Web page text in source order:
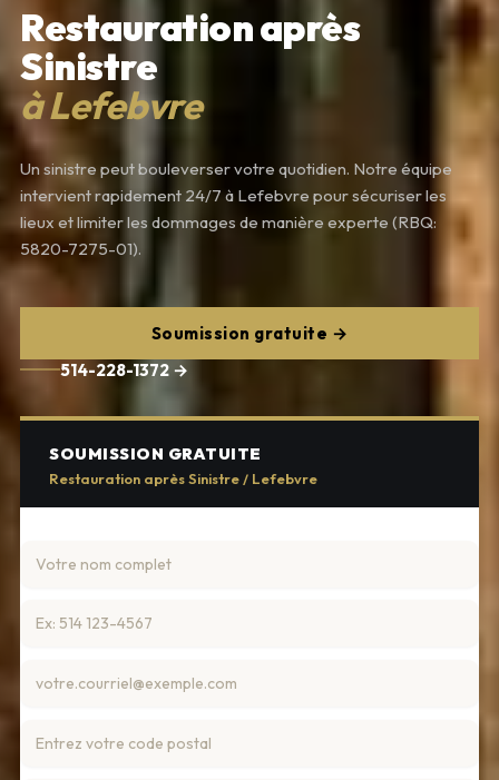
Restauration après
Sinistre
à Lefebvre
Un sinistre peut bouleverser votre quotidien. Notre équipe
intervient rapidement 24/7 à Lefebvre pour sécuriser les
lieux et limiter les dommages de manière experte (RBQ:
5820-7275-01).
Soumission gratuite →
514-228-1372 →
SOUMISSION GRATUITE
Restauration après Sinistre / Lefebvre